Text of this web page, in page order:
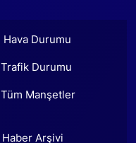
Hava Durumu
Trafik Durumu
Tüm Manşetler
Haber Arşivi